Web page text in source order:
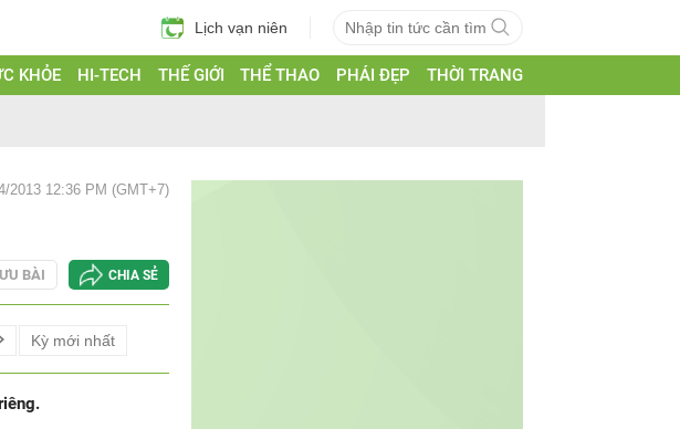
Lịch vạn niên
KHỎE HI-TECH THẾ GIỚI THỂ THAO PHÁI ĐẸP THỜI TRANG
2013 12:36 PM (GMT+7)
BÀI CHIA SẺ
Kỳ mới nhất